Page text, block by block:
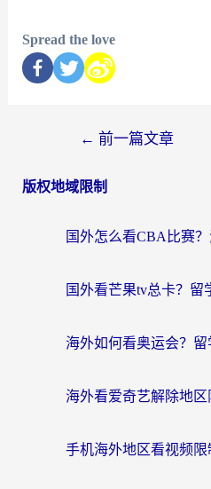
Spread the love
← 前一篇文章
版权地域限制